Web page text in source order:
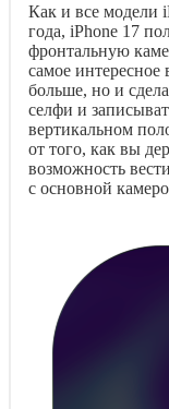
Как и все модели
года, iPhone 17
фронтальную
самое интересное
больше, но и
селфи и
вертикальном
от того, как вы
возможность
с основной